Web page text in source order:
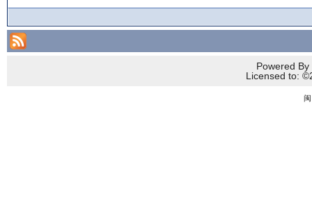
Powered
Licensed to: